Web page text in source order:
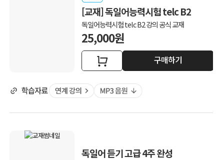
[교재] 독일어능력시험 telc B2
독일어능력시험 telc B2 강의 공식 교재
25,000원
구매하기
독일어 듣기 고급 4주 완성